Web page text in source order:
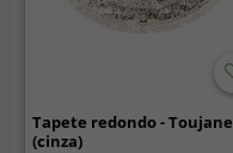
Tapete redondo - Toujane
(cinza)